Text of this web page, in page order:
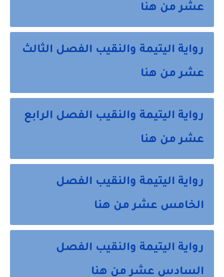
عشر من هنا
رواية اليتيمة والنقيب الفصل الثالث
عشر من هنا
رواية اليتيمة والنقيب الفصل الرابع
عشر من هنا
رواية اليتيمة والنقيب الفصل
الخامس عشر من هنا
رواية اليتيمة والنقيب الفصل
السادس عشر من هنا